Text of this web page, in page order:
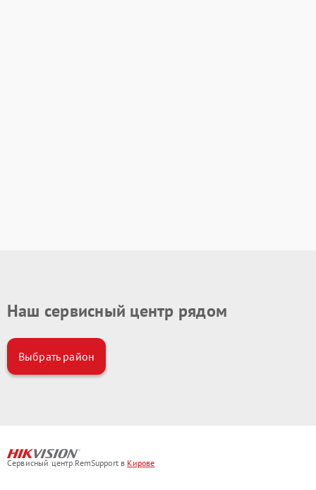
Наш сервисный центр рядом
Выбрать район
Сервисный центр RemSupport в Кирове